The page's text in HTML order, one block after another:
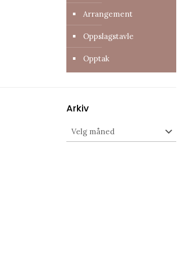
Arrangement
Oppslagstavle
Opptak
Arkiv
Arkiv